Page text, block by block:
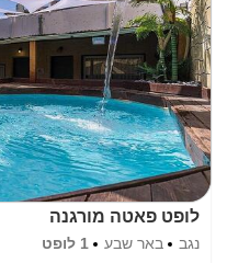
לופט פאטה מורגנה
נגב באר שבע 1 לופט